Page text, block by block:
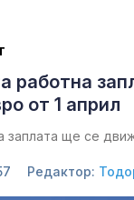
работна
от 1 април
заплата ще се
Редактор: